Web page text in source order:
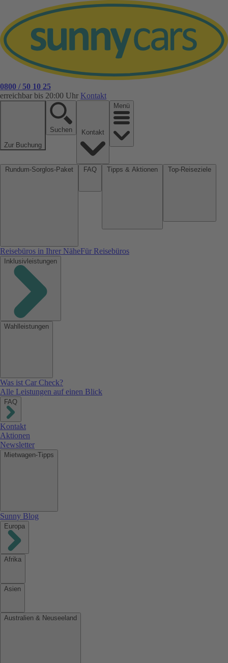
0800 / 50 10 25
erreichbar bis 20:00 Uhr Kontakt
Zur Buchung
Suchen
Menü
Reisebüros in Ihrer NäheFür Reisebüros
Inklusivleistungen
Wahlleistungen
Was ist Car Check?
Alle Leistungen auf einen Blick
FAQ
Kontakt
Aktionen
Newsletter
Mietwagen-Tipps
Sunny Blog
Europa
Afrika
Asien
Australien & Neuseeland